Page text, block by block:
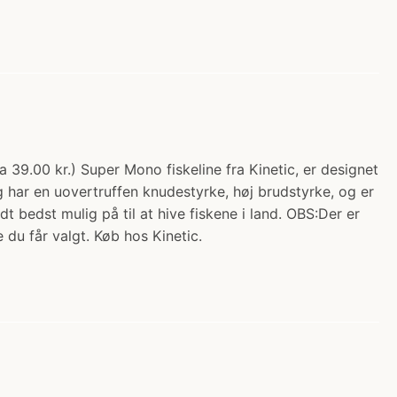
39.00 kr.) Super Mono fiskeline fra Kinetic, er designet
en uovertruffen knudestyrke, høj brudstyrke, og er
bedst mulig på til at hive fiskene i land. OBS:Der er
får valgt. Køb hos Kinetic.